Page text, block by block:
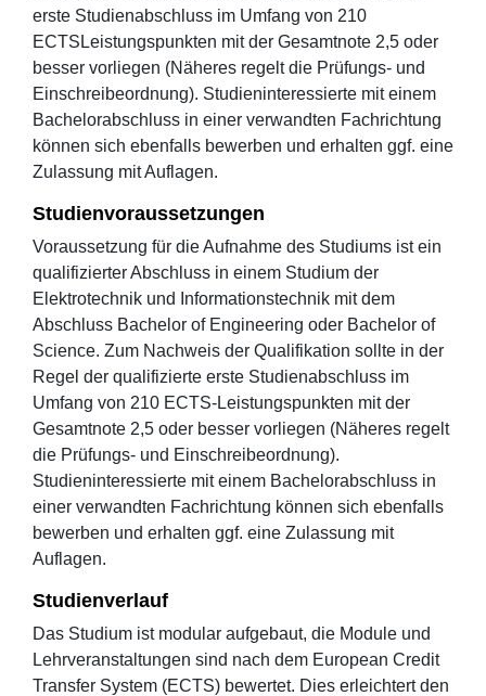
erste Studienabschluss im Umfang von 210
ECTSLeistungspunkten mit der Gesamtnote 2,5 oder
besser vorliegen (Näheres regelt die Prüfungs- und
Einschreibeordnung). Studieninteressierte mit einem
Bachelorabschluss in einer verwandten Fachrichtung
können sich ebenfalls bewerben und erhalten ggf. eine
Zulassung mit Auflagen.
Studienvoraussetzungen
Voraussetzung für die Aufnahme des Studiums ist ein
qualifizierter Abschluss in einem Studium der
Elektrotechnik und Informationstechnik mit dem
Abschluss Bachelor of Engineering oder Bachelor of
Science. Zum Nachweis der Qualifikation sollte in der
Regel der qualifizierte erste Studienabschluss im
Umfang von 210 ECTS-Leistungspunkten mit der
Gesamtnote 2,5 oder besser vorliegen (Näheres regelt
die Prüfungs- und Einschreibeordnung).
Studieninteressierte mit einem Bachelorabschluss in
einer verwandten Fachrichtung können sich ebenfalls
bewerben und erhalten ggf. eine Zulassung mit
Auflagen.
Studienverlauf
Das Studium ist modular aufgebaut, die Module und
Lehrveranstaltungen sind nach dem European Credit
Transfer System (ECTS) bewertet. Dies erleichtert den